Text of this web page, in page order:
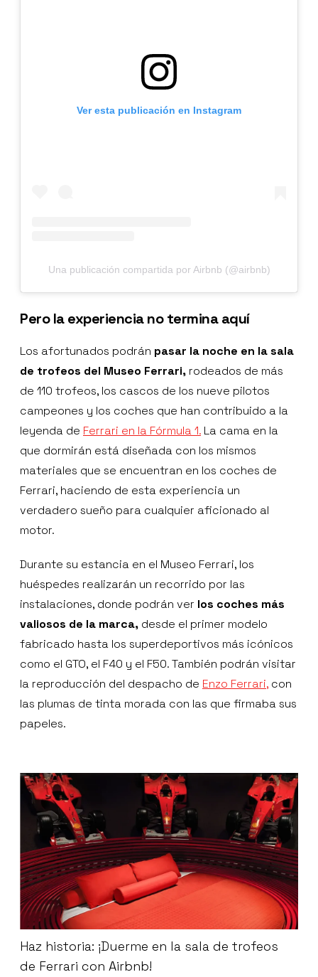
Ver esta publicación en Instagram
Una publicación compartida por Airbnb (@airbnb)
Pero la experiencia no termina aquí
Los afortunados podrán pasar la noche en la sala
de trofeos del Museo Ferrari, rodeados de más
de 110 trofeos, los cascos de los nueve pilotos
campeones y los coches que han contribuido a la
leyenda de Ferrari en la Fórmula 1. La cama en la
que dormirán está diseñada con los mismos
materiales que se encuentran en los coches de
Ferrari, haciendo de esta experiencia un
verdadero sueño para cualquier aficionado al
motor.
Durante su estancia en el Museo Ferrari, los
huéspedes realizarán un recorrido por las
instalaciones, donde podrán ver los coches más
valiosos de la marca, desde el primer modelo
fabricado hasta los superdeportivos más icónicos
como el GTO, el F40 y el F50. También podrán visitar
la reproducción del despacho de Enzo Ferrari, con
las plumas de tinta morada con las que firmaba sus
papeles.
Haz historia: ¡Duerme en la sala de trofeos
de Ferrari con Airbnb!